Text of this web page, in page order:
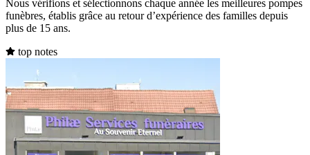
Nous vérifions et sélectionnons chaque année les meilleures pompes
funèbres, établis grâce au retour d’expérience des familles depuis
plus de 15 ans.
top notes